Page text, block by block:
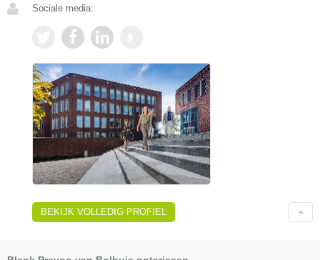
Sociale media:
BEKIJK VOLLEDIG PROFIEL